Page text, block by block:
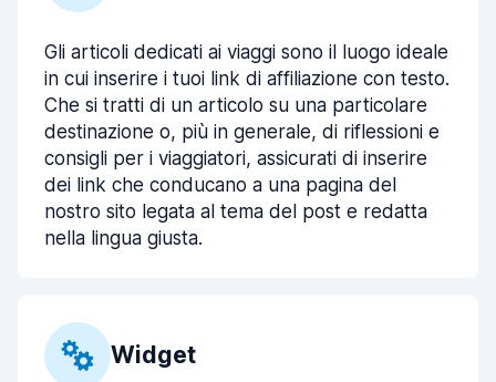
Gli articoli dedicati ai viaggi sono il luogo ideale
in cui inserire i tuoi link di affiliazione con testo.
Che si tratti di un articolo su una particolare
destinazione o, più in generale, di riflessioni e
consigli per i viaggiatori, assicurati di inserire
dei link che conducano a una pagina del
nostro sito legata al tema del post e redatta
nella lingua giusta.
Widget